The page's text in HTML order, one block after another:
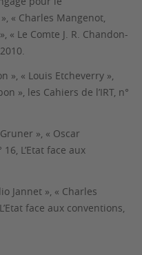
« Charles Mangenot,
Le Comte J. R. Chandon-
», « Louis Etcheverry »,
», les Cahiers de l’IRT, n°
», « Oscar
16, L’Etat face aux
Jannet », « Charles
L’Etat face aux conventions,